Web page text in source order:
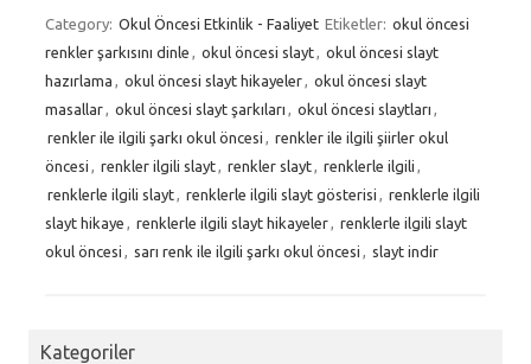
Category: Okul Öncesi Etkinlik - Faaliyet Etiketler: okul öncesi
renkler şarkısını dinle
okul öncesi slayt
okul öncesi slayt
hazırlama
okul öncesi slayt hikayeler
okul öncesi slayt
masallar
okul öncesi slayt şarkıları okul öncesi slaytları
renkler ile ilgili şarkı okul öncesi
renkler ile ilgili şiirler okul
öncesi
renkler ilgili slayt renkler slayt renklerle ilgili
renklerle ilgili slayt
renklerle ilgili slayt gösterisi
renklerle ilgili
slayt hikaye
renklerle ilgili slayt hikayeler
renklerle ilgili slayt
okul öncesi
sarı renk ile ilgili şarkı okul öncesi slayt indir
Kategoriler